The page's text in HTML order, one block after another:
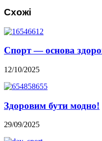
Схожі
Спорт — основа
12/10/2025
Здоровим бути модно!
29/09/2025